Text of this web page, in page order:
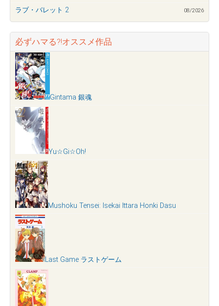
ラブ・バレット 2 08/2026
必ずハマる?!オススメ作品
Gintama 銀魂
Yu☆Gi☆Oh!
Mushoku Tensei: Isekai Ittara Honki Dasu
Last Game ラストゲーム